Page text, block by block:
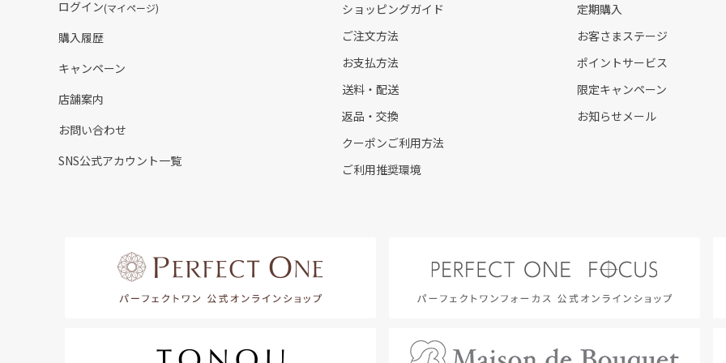
ログイン(マイページ)
購入履歴
キャンペーン
店舗案内
お問い合わせ
SNS公式アカウント一覧
ショッピングガイド
ご注文方法
お支払方法
送料・配送
返品・交換
クーポンご利用方法
ご利用推奨環境
定期購入
お客さまステージ
ポイントサービス
限定キャンペーン
お知らせメール